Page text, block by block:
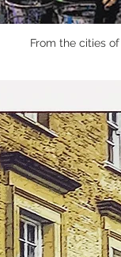
From the cities